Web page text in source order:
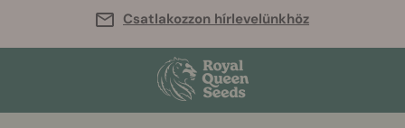
Csatlakozzon hírlevelünkhöz